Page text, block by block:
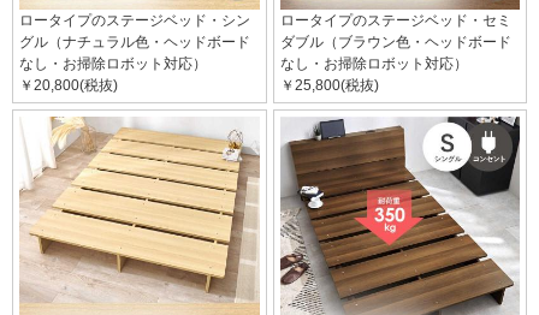
ロータイプのステージベッド・シン
グル（ナチュラル色・ヘッドボード
なし・お掃除ロボット対応）
￥20,800(税抜)
ロータイプのステージベッド・セミ
ダブル（ブラウン色・ヘッドボード
なし・お掃除ロボット対応）
￥25,800(税抜)